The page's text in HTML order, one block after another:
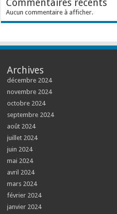
Commentaires récents
Aucun commentaire à afficher.
Archives
décembre 2024
novembre 2024
octobre 2024
septembre 2024
août 2024
juillet 2024
juin 2024
mai 2024
avril 2024
mars 2024
février 2024
janvier 2024